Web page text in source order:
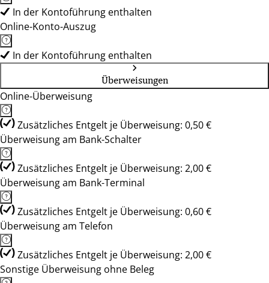
In der Kontoführung enthalten
Online-Konto-Auszug
In der Kontoführung enthalten
Überweisungen
Online-Überweisung
Zusätzliches Entgelt je Überweisung: 0,50 €
Überweisung am Bank-Schalter
Zusätzliches Entgelt je Überweisung: 2,00 €
Überweisung am Bank-Terminal
Zusätzliches Entgelt je Überweisung: 0,60 €
Überweisung am Telefon
Zusätzliches Entgelt je Überweisung: 2,00 €
Sonstige Überweisung ohne Beleg